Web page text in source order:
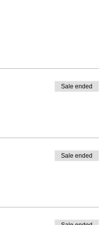
Sale ended
Sale ended